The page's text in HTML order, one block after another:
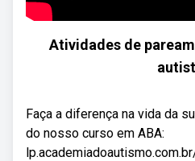
Atividades de
Faça a diferença na vida da
do nosso curso em ABA: